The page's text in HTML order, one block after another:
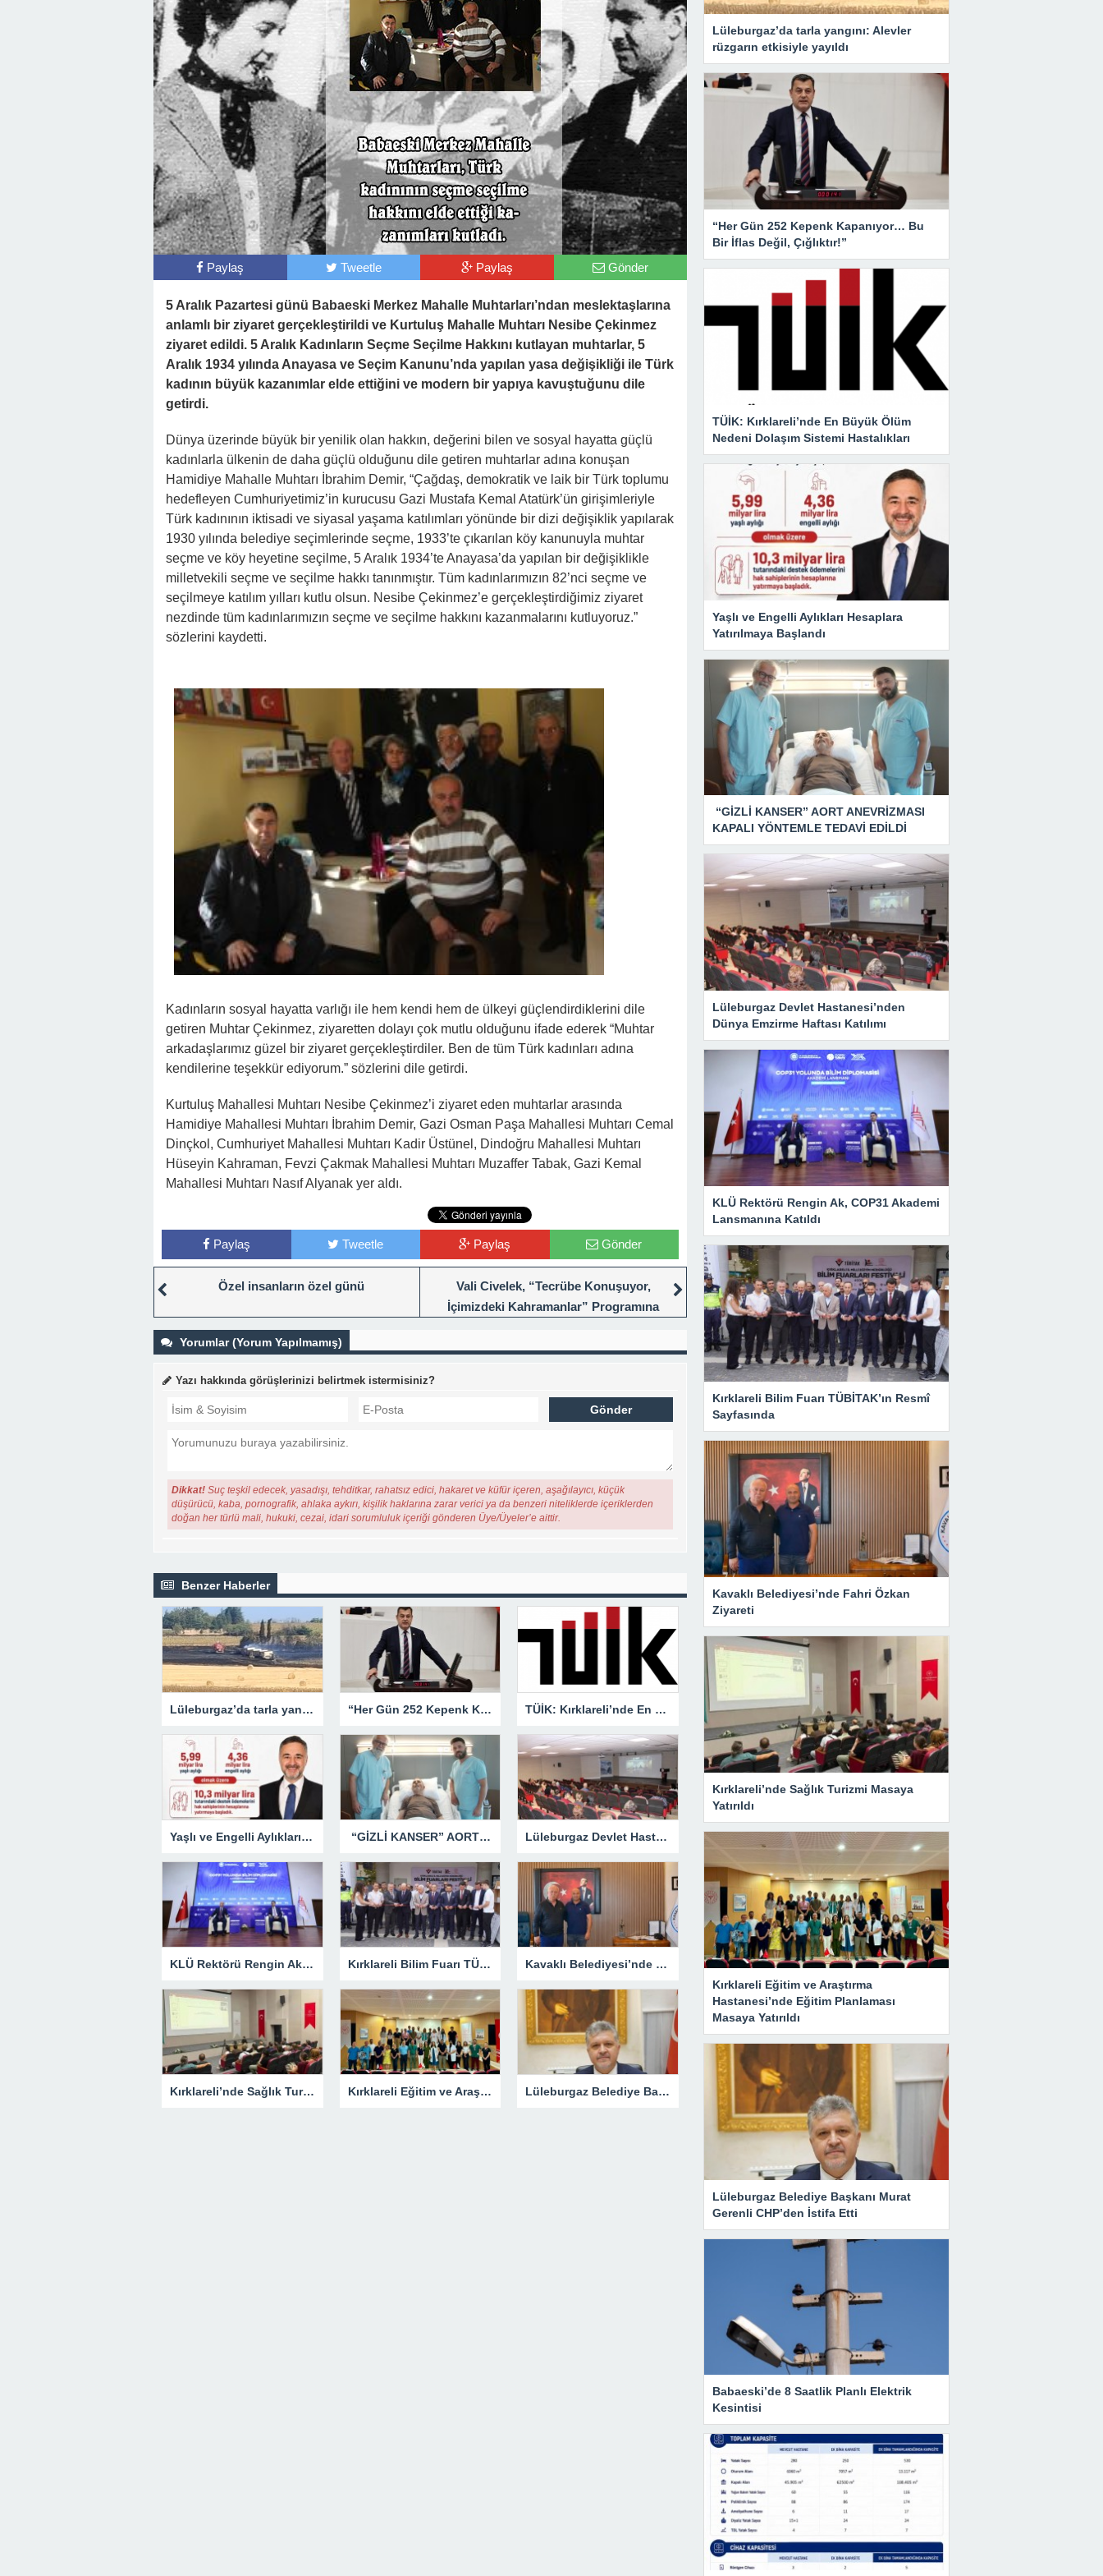
Paylaş Tweetle Paylaş Gönder
5 Aralık Pazartesi günü Babaeski Merkez Mahalle Muhtarları’ndan meslektaşlarına
anlamlı bir ziyaret gerçekleştirildi ve Kurtuluş Mahalle Muhtarı Nesibe Çekinmez
ziyaret edildi. 5 Aralık Kadınların Seçme Seçilme Hakkını kutlayan muhtarlar, 5
Aralık 1934 yılında Anayasa ve Seçim Kanunu’nda yapılan yasa değişikliği ile Türk
kadının büyük kazanımlar elde ettiğini ve modern bir yapıya kavuştuğunu dile
getirdi.
Dünya üzerinde büyük bir yenilik olan hakkın, değerini bilen ve sosyal hayatta güçlü
kadınlarla ülkenin de daha güçlü olduğunu dile getiren muhtarlar adına konuşan
Hamidiye Mahalle Muhtarı İbrahim Demir, “Çağdaş, demokratik ve laik bir Türk toplumu
hedefleyen Cumhuriyetimiz’in kurucusu Gazi Mustafa Kemal Atatürk’ün girişimleriyle
Türk kadınının iktisadi ve siyasal yaşama katılımları yönünde bir dizi değişiklik yapılarak
1930 yılında belediye seçimlerinde seçme, 1933’te çıkarılan köy kanunuyla muhtar
seçme ve köy heyetine seçilme, 5 Aralık 1934’te Anayasa’da yapılan bir değişiklikle
milletvekili seçme ve seçilme hakkı tanınmıştır. Tüm kadınlarımızın 82’nci seçme ve
seçilmeye katılım yılları kutlu olsun. Nesibe Çekinmez’e gerçekleştirdiğimiz ziyaret
nezdinde tüm kadınlarımızın seçme ve seçilme hakkını kazanmalarını kutluyoruz.”
sözlerini kaydetti.
Kadınların sosyal hayatta varlığı ile hem kendi hem de ülkeyi güçlendirdiklerini dile
getiren Muhtar Çekinmez, ziyaretten dolayı çok mutlu olduğunu ifade ederek “Muhtar
arkadaşlarımız güzel bir ziyaret gerçekleştirdiler. Ben de tüm Türk kadınları adına
kendilerine teşekkür ediyorum.” sözlerini dile getirdi.
Kurtuluş Mahallesi Muhtarı Nesibe Çekinmez’i ziyaret eden muhtarlar arasında
Hamidiye Mahallesi Muhtarı İbrahim Demir, Gazi Osman Paşa Mahallesi Muhtarı Cemal
Dinçkol, Cumhuriyet Mahallesi Muhtarı Kadir Üstünel, Dindoğru Mahallesi Muhtarı
Hüseyin Kahraman, Fevzi Çakmak Mahallesi Muhtarı Muzaffer Tabak, Gazi Kemal
Mahallesi Muhtarı Nasıf Alyanak yer aldı.
Paylaş Tweetle Paylaş Gönder
Özel insanların özel günü
Vali Civelek, “Tecrübe Konuşuyor,
İçimizdeki Kahramanlar” Programına
Yorumlar (Yorum Yapılmamış)
Yazı hakkında görüşlerinizi belirtmek istermisiniz?
Dikkat! Suç teşkil edecek, yasadışı, tehditkar, rahatsız edici, hakaret ve küfür içeren, aşağılayıcı, küçük
düşürücü, kaba, pornografik, ahlaka aykırı, kişilik haklarına zarar verici ya da benzeri niteliklerde içeriklerden
doğan her türlü mali, hukuki, cezai, idari sorumluluk içeriği gönderen Üye/Üyeler’e aittir.
Benzer Haberler
Lüleburgaz’da tarla yangını: Alevler rüzgarın etkisiyle yayıldı “Her Gün 252 Kepenk Kapanıyor… Bu Bir İflas Değil, Çığlıktır!” TÜİK: Kırklareli’nde En Büyük Ölüm Nedeni Dolaşım Sistemi Hastalıkları
Yaşlı ve Engelli Aylıkları Hesaplara Yatırılmaya Başlandı “GİZLİ KANSER” AORT ANEVRİZMASI KAPALI YÖNTEMLE TEDAVİ EDİLDİ Lüleburgaz Devlet Hastanesi’nden Dünya Emzirme Haftası Katılımı
KLÜ Rektörü Rengin Ak, COP31 Akademi Lansmanına Katıldı Kırklareli Bilim Fuarı TÜBİTAK’ın Resmî Sayfasında Kavaklı Belediyesi’nde Fahri Özkan Ziyareti
Kırklareli’nde Sağlık Turizmi Masaya Yatırıldı Kırklareli Eğitim ve Araştırma Hastanesi’nde Eğitim Planlaması Masaya Yatırıldı Lüleburgaz Belediye Başkanı Murat Gerenli CHP’den İstifa Etti
Lüleburgaz’da tarla yangını: Alevler
rüzgarın etkisiyle yayıldı
“Her Gün 252 Kepenk Kapanıyor… Bu
Bir İflas Değil, Çığlıktır!”
TÜİK: Kırklareli’nde En Büyük Ölüm
Nedeni Dolaşım Sistemi Hastalıkları
Yaşlı ve Engelli Aylıkları Hesaplara
Yatırılmaya Başlandı
“GİZLİ KANSER” AORT ANEVRİZMASI
KAPALI YÖNTEMLE TEDAVİ EDİLDİ
Lüleburgaz Devlet Hastanesi’nden
Dünya Emzirme Haftası Katılımı
KLÜ Rektörü Rengin Ak, COP31 Akademi
Lansmanına Katıldı
Kırklareli Bilim Fuarı TÜBİTAK’ın Resmî
Sayfasında
Kavaklı Belediyesi’nde Fahri Özkan
Ziyareti
Kırklareli’nde Sağlık Turizmi Masaya
Yatırıldı
Kırklareli Eğitim ve Araştırma
Hastanesi’nde Eğitim Planlaması
Masaya Yatırıldı
Lüleburgaz Belediye Başkanı Murat
Gerenli CHP’den İstifa Etti
Babaeski’de 8 Saatlik Planlı Elektrik
Kesintisi